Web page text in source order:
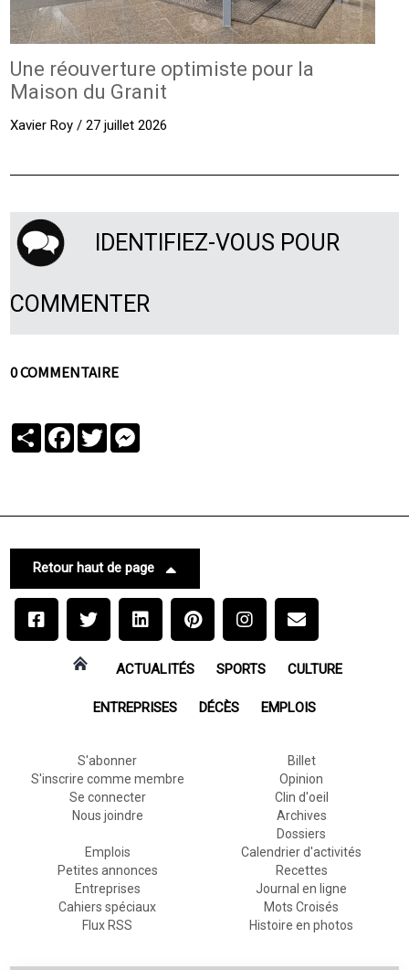
Une réouverture optimiste pour la
Maison du Granit
Xavier Roy / 27 juillet 2026
IDENTIFIEZ-VOUS POUR
COMMENTER
0 COMMENTAIRE
PartagerFacebook
Twitter
Retour haut de page
ACTUALITÉS SPORTS CULTURE
ENTREPRISES DÉCÈS EMPLOIS
S'abonner
S'inscrire comme membre
Se connecter
Nous joindre
Billet
Opinion
Clin d'oeil
Archives
Dossiers
Emplois
Petites annonces
Entreprises
Cahiers spéciaux
Flux RSS
Calendrier d'activités
Recettes
Journal en ligne
Mots Croisés
Histoire en photos